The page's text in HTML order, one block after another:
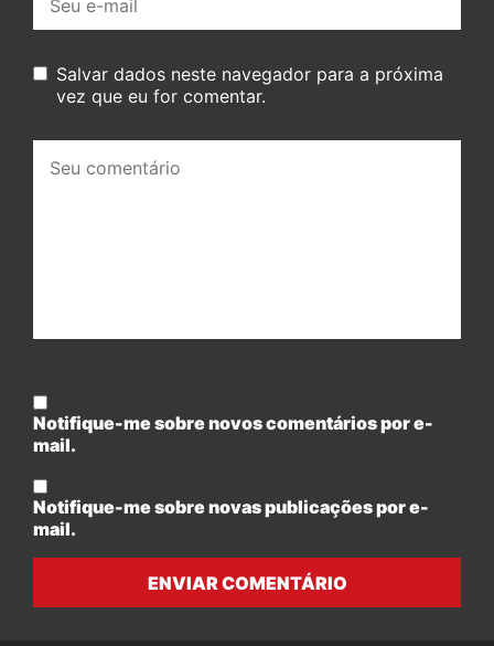
mail:
Salvar dados neste navegador para a próxima
vez que eu for comentar.
comentário:
Notifique-me sobre novos comentários por e-
mail.
Notifique-me sobre novas publicações por e-
mail.
ENVIAR COMENTÁRIO